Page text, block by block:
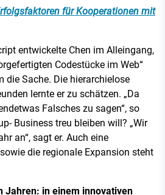
für Kooperationen mit
entwickelte Chen im Alleingang,
Codestücke im Web“
die Sache. Die hierarchielose
lernte er zu schätzen. „Da
Falsches zu sagen“, so
Business treu bleiben will? „Wir
an“, sagt er. Auch eine
die regionale Expansion steht
Jahren: in einem innovativen